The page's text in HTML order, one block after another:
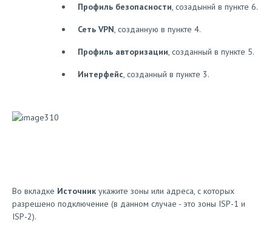
Профиль безопасности , созадыннй в пункте 6.
Сеть VPN , созданную в пункте 4.
Профиль авторизации , созданный в пункте 5.
Интерфейс , созданный в пункте 3.
Во вкладке Источник укажите зоны или адреса, с которых
разрешено подключение (в данном случае - это зоны ISP-1 и
ISP-2).